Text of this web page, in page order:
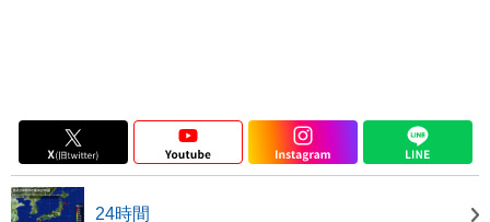
24時間